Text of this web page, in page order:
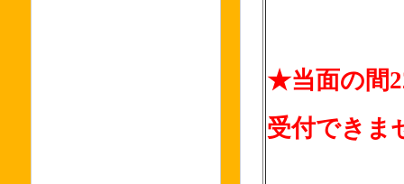
★当面の間
受付できま